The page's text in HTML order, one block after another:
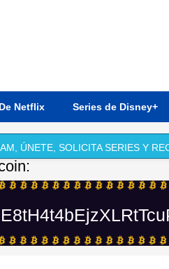
Netflix Series de Disney+
ÚNETE, SOLICITA SERIES Y